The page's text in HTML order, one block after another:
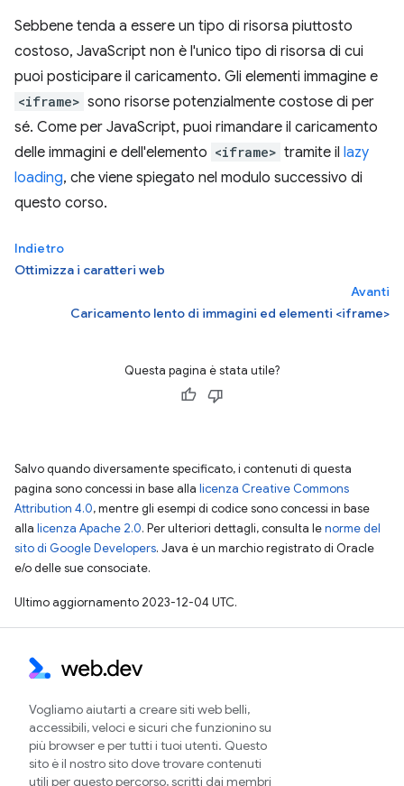
Sebbene tenda a essere un tipo di risorsa piuttosto
costoso, JavaScript non è l'unico tipo di risorsa di cui
puoi posticipare il caricamento. Gli elementi immagine e
<iframe> sono risorse potenzialmente costose di per
sé. Come per JavaScript, puoi rimandare il caricamento
delle immagini e dell'elemento <iframe> tramite il lazy
loading, che viene spiegato nel modulo successivo di
questo corso.
Indietro
Ottimizza i caratteri web
Avanti
Caricamento lento di immagini ed elementi <iframe>
Questa pagina è stata utile?
Salvo quando diversamente specificato, i contenuti di questa
pagina sono concessi in base alla licenza Creative Commons
Attribution 4.0, mentre gli esempi di codice sono concessi in base
alla licenza Apache 2.0. Per ulteriori dettagli, consulta lenorme del
sito di Google Developers. Java è un marchio registrato di Oracle
e/o delle sue consociate.
Ultimo aggiornamento 2023-12-04 UTC.
Vogliamo aiutarti a creare siti web belli,
accessibili, veloci e sicuri che funzionino su
più browser e per tutti i tuoi utenti. Questo
sito è il nostro sito dove trovare contenuti
utili per questo percorso, scritti dai membri